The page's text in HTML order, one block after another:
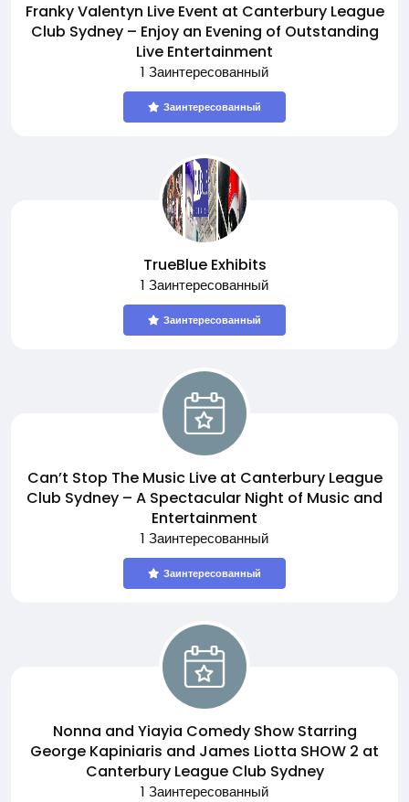
Franky Valentyn Live Event at Canterbury League
Club Sydney – Enjoy an Evening of Outstanding
Live Entertainment
1 Заинтересованный
Заинтересованный
TrueBlue Exhibits
1 Заинтересованный
Заинтересованный
Can’t Stop The Music Live at Canterbury League
Club Sydney – A Spectacular Night of Music and
Entertainment
1 Заинтересованный
Заинтересованный
Nonna and Yiayia Comedy Show Starring
George Kapiniaris and James Liotta SHOW 2 at
Canterbury League Club Sydney
1 Заинтересованный